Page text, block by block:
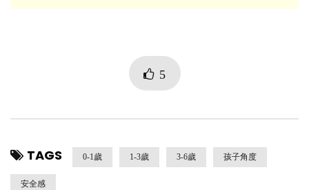
5
TAGS 0-1歲 1-3歲 3-6歲 孩子角度
安全感